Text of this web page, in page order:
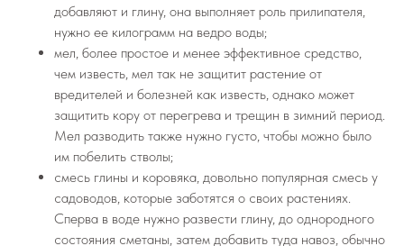
добавляют и глину, она выполняет роль прилипателя,
нужно ее килограмм на ведро воды;
мел, более простое и менее эффективное средство,
чем известь, мел так не защитит растение от
вредителей и болезней как известь, однако может
защитить кору от перегрева и трещин в зимний период.
Мел разводить также нужно густо, чтобы можно было
им побелить стволы;
смесь глины и коровяка, довольно популярная смесь у
садоводов, которые заботятся о своих растениях.
Сперва в воде нужно развести глину, до однородного
состояния сметаны, затем добавить туда навоз, обычно